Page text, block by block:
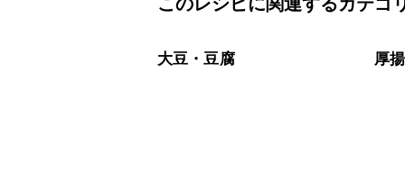
保存期間は冷蔵で翌日中が目安です
※日持ちは目安です。
大豆・豆腐 厚